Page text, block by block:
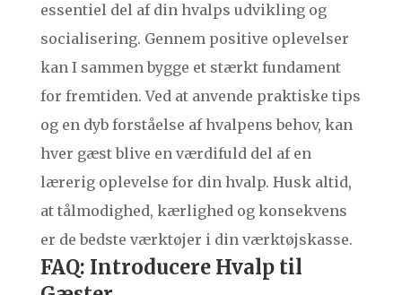
essentiel del af din hvalps udvikling og
socialisering. Gennem positive oplevelser
kan I sammen bygge et stærkt fundament
for fremtiden. Ved at anvende praktiske tips
og en dyb forståelse af hvalpens behov, kan
hver gæst blive en værdifuld del af en
lærerig oplevelse for din hvalp. Husk altid,
at tålmodighed, kærlighed og konsekvens
er de bedste værktøjer i din værktøjskasse.
FAQ: Introducere Hvalp til